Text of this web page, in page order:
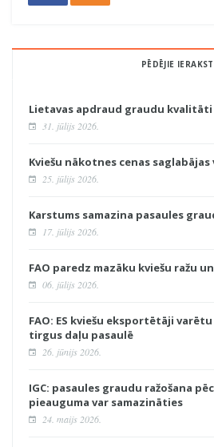
PĒDĒJIE
Lietavas apdraud graudu kvalitāti
31. jūlijs 2026.
Kviešu nākotnes cenas saglabājas
25. jūlijs 2026.
Karstums samazina pasaules
17. jūlijs 2026.
FAO paredz mazāku kviešu ražu
06. jūlijs 2026.
FAO: ES kviešu eksportētāji
tirgus daļu pasaulē
26. jūnijs 2026.
IGC: pasaules graudu ražošana
pieauguma var samazināties
24. maijs 2026.